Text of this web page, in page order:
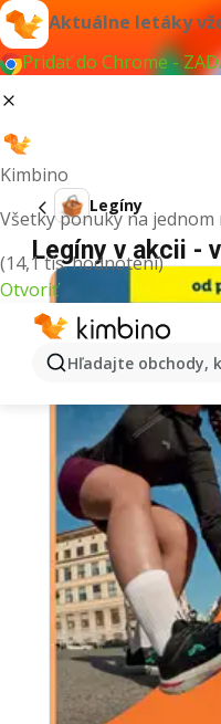
Aktuálne letáky
Pridať do Chrome -
Kimbino
Všetky ponuky na jednom
(14,1 tis. hodnotení)
Otvoriť
Hľadajte obchody,
Legíny
Legíny v akcii -